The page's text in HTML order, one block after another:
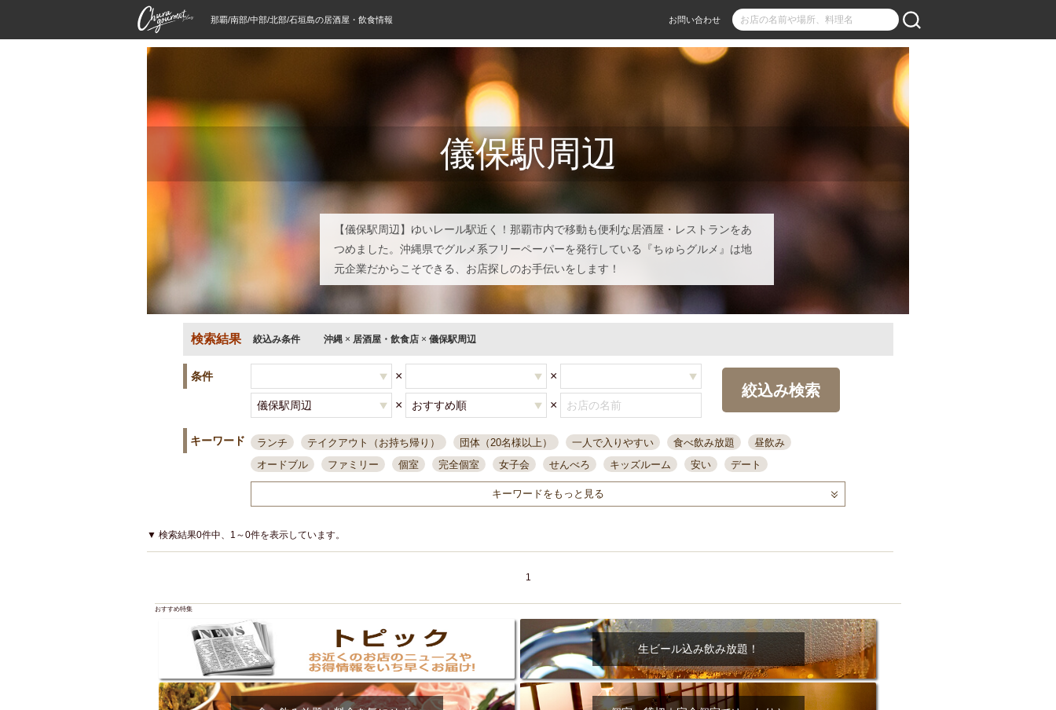
那覇/南部/中部/北部/石垣島の居酒屋・飲食情報 お問い合わせ
儀保駅周辺
【儀保駅周辺】ゆいレール駅近く！那覇市内で移動も便利な居酒屋・レストランをあ
つめました。沖縄県でグルメ系フリーペーパーを発行している『ちゅらグルメ』は地
元企業だからこそできる、お店探しのお手伝いをします！
検索結果 絞込み条件 沖縄 × 居酒屋・飲食店 × 儀保駅周辺
条件 × ×
× ×
絞込み検索
キーワード ランチ テイクアウト（お持ち帰り） 団体（20名様以上） 一人で入りやすい 食べ飲み放題
昼飲み
オードブル
ファミリー 個室 完全個室 女子会 せんべろ キッズルーム 安い
デート
一人飲み 誕生日 大人数
接待・会食
ちょい飲み コスパ最高 肉料理 模合 インスタ映え 座敷席 記念日 泡盛
喫煙可
結婚式二次会
夜10時以降入店可
県産魚 焼鳥 忘年会コース レモンサワー 観光客に人気 大部屋30名
カウンター
4000円台コース
デリバリー 寿司 クリスマス 和食
クーポン
アサヒスーパードライ
県庁前駅周辺 旭橋駅周辺 沖縄料理 スイーツ
結納・顔会わせ
大部屋50名以上～
オリオン 海ぶどう 民謡・生演奏 気軽に一杯
店内全面禁煙
ハッピーアワー
アグー豚 プレミアムモルツ 貝づくし 燻製料理
美栄橋駅周辺
飲み放題付きコース3000円
肉の日 おもろまち駅周辺 オープンテラス マトン・ラム肉
洋食
キーワードをもっと見る
▼ 検索結果0件中、1～0件を表示しています。
1
おすすめ特集
生ビール込み飲み放題！